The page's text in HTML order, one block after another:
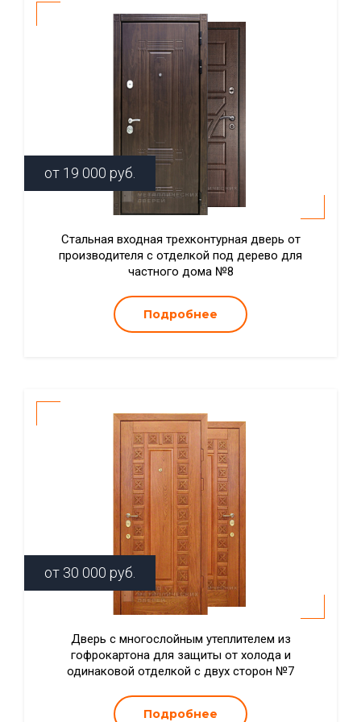
от 19 000 руб.
Стальная входная трехконтурная дверь от
производителя с отделкой под дерево для
частного дома №8
Подробнее
от 30 000 руб.
Дверь с многослойным утеплителем из
гофрокартона для защиты от холода и
одинаковой отделкой с двух сторон №7
Подробнее